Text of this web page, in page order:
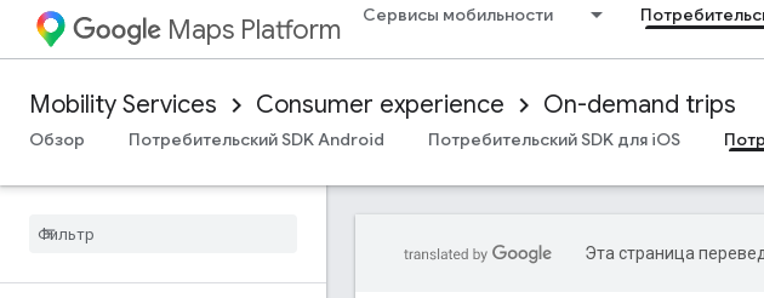
Maps Platform Сервисы мобильности
Mobility Services Consumer experience On-demand trips
Обзор Потребительский SDK Android Потребительский SDK для iOS
Эта страница